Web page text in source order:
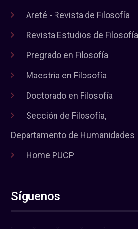
Areté - Revista de Filosofía
Revista Estudios de Filosofía
Pregrado en Filosofía
Maestría en Filosofía
Doctorado en Filosofía
Sección de Filosofía,
Departamento de Humanidades
Home PUCP
Síguenos